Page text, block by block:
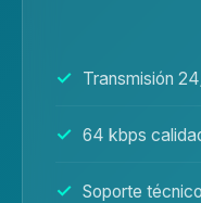
Transmisión
64 kbps
Soporte